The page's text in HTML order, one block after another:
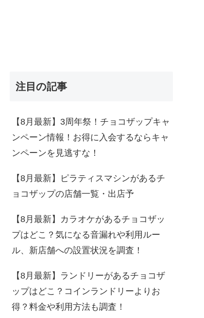
注目の記事
【8月最新】3周年祭！チョコザップキャ
ンペーン情報！お得に入会するならキャ
ンペーンを見逃すな！
【8月最新】ピラティスマシンがあるチ
ョコザップの店舗一覧・出店予
【8月最新】カラオケがあるチョコザッ
プはどこ？気になる音漏れや利用ルー
ル、新店舗への設置状況を調査！
【8月最新】ランドリーがあるチョコザ
ップはどこ？コインランドリーよりお
得？料金や利用方法も調査！